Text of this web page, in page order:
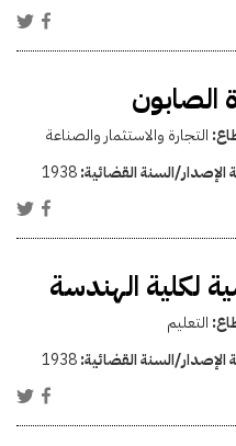
الصابون
التجارة والاستثمار والصناعة
الإصدار/السنة القضائية:1938
لكلية الهندسة
التعليم
الإصدار/السنة القضائية:1938